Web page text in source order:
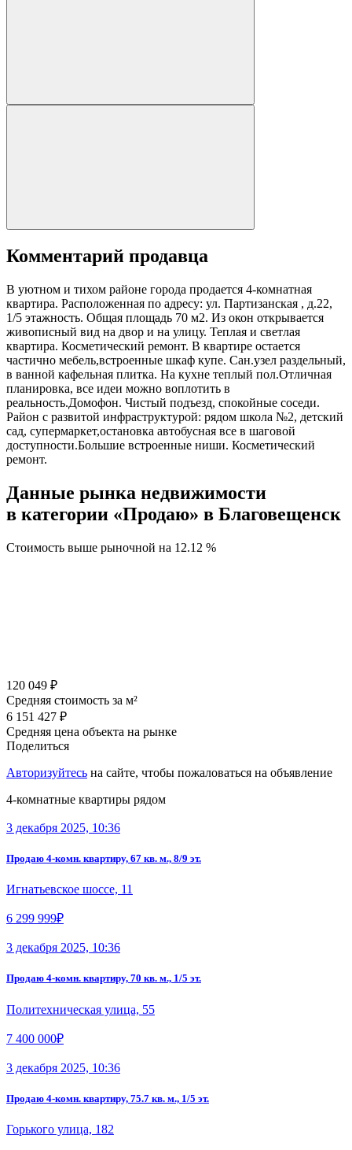
Комментарий продавца
В уютном и тихом районе города продается 4-комнатная
квартира. Расположенная по адресу: ул. Партизанская , д.22,
1/5 этажность. Общая площадь 70 м2. Из окон открывается
живописный вид на двор и на улицу. Теплая и светлая
квартира. Косметический ремонт. В квартире остается
частично мебель,встроенные шкаф купе. Сан.узел раздельный,
в ванной кафельная плитка. На кухне теплый пол.Отличная
планировка, все идеи можно воплотить в
реальность.Домофон. Чистый подъезд, спокойные соседи.
Район с развитой инфраструктурой: рядом школа №2, детский
сад, супермаркет,остановка автобусная все в шаговой
доступности.Большие встроенные ниши. Косметический
ремонт.
Данные рынка недвижимости
в категории «Продаю» в Благовещенск
Стоимость выше рыночной на 12.12 %
120 049 ₽
Средняя стоимость за м²
6 151 427 ₽
Средняя цена объекта на рынке
Поделиться
Авторизуйтесь на сайте, чтобы пожаловаться на объявление
4-комнатные квартиры рядом
3 декабря 2025, 10:36
Продаю 4-комн. квартиру, 67 кв. м., 8/9 эт.
Игнатьевское шоссе, 11
6 299 999₽
3 декабря 2025, 10:36
Продаю 4-комн. квартиру, 70 кв. м., 1/5 эт.
Политехническая улица, 55
7 400 000₽
3 декабря 2025, 10:36
Продаю 4-комн. квартиру, 75.7 кв. м., 1/5 эт.
Горького улица, 182